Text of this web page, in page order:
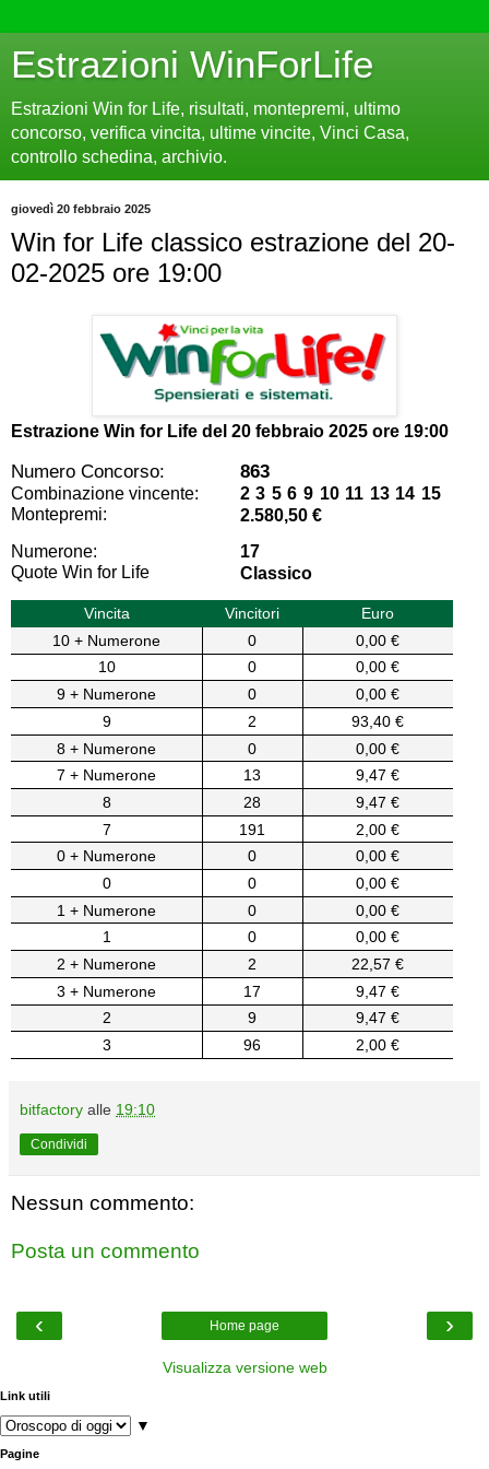
Estrazioni WinForLife
Estrazioni Win for Life, risultati, montepremi, ultimo
concorso, verifica vincita, ultime vincite, Vinci Casa,
controllo schedina, archivio.
giovedì 20 febbraio 2025
Win for Life classico estrazione del 20-
02-2025 ore 19:00
Estrazione Win for Life del 20 febbraio 2025 ore 19:00
Numero Concorso: 863
Combinazione vincente:
2 3 5 6 9 10 11 13 14 15
Montepremi:
2.580,50 €
Numerone:
17
Quote Win for Life
Classico
Vincita Vincitori
Euro
10 + Numerone
0
0,00 €
10
0
0,00 €
9 + Numerone
0
0,00 €
9
2
93,40 €
8 + Numerone
0
0,00 €
7 + Numerone
13
9,47 €
8
28
9,47 €
7
191
2,00 €
0 + Numerone
0
0,00 €
0
0
0,00 €
1 + Numerone
0
0,00 €
1
0
0,00 €
2 + Numerone
2
22,57 €
3 + Numerone
17
9,47 €
2
9
9,47 €
3
96 2,00 €
bitfactory alle 19:10
Condividi
Nessun commento:
Posta un commento
‹ ›
Home page
Visualizza versione web
Link utili
▼
Pagine